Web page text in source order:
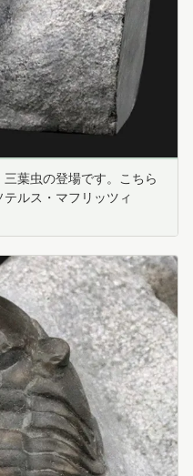
葉虫の登場です。こちら
ルス・マフリッツィ